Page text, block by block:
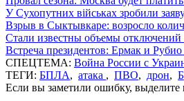
У Сухопутних військах зробили
Взрыв в Сыктывкаре: возросло
Стали известны объемы отключений
Встреча президентов: Ермак и Рубио
СПЕЦТЕМА: Война России с
ТЕГИ: БПЛА, атака , ПВО, дрон,
Если вы заметили ошибку,